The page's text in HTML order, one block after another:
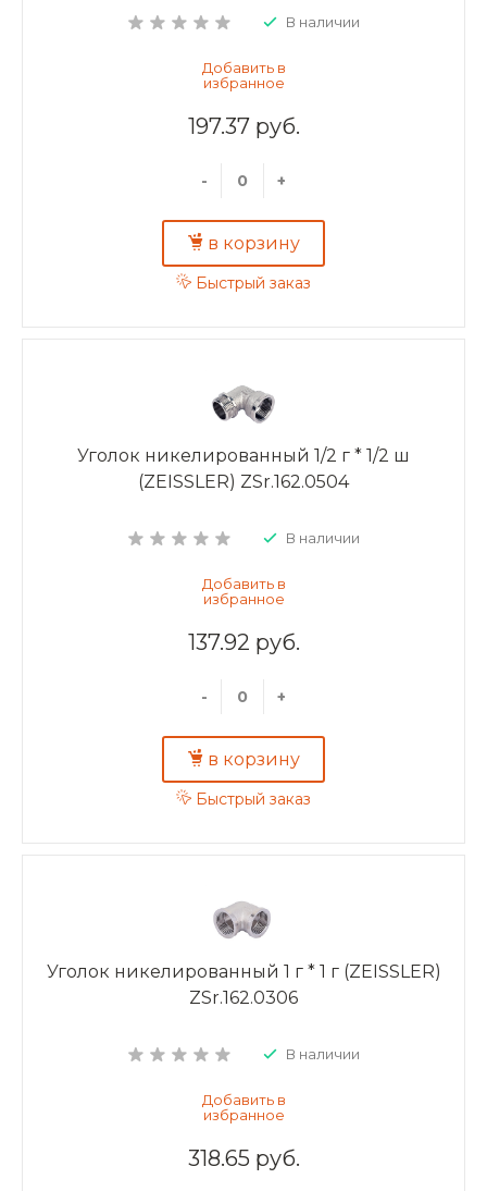
В наличии
197.37 руб.
- +
в корзину
Быстрый заказ
Уголок никелированный 1/2 г * 1/2 ш
(ZEISSLER) ZSr.162.0504
В наличии
137.92 руб.
- +
в корзину
Быстрый заказ
Уголок никелированный 1 г * 1 г (ZEISSLER)
ZSr.162.0306
В наличии
318.65 руб.